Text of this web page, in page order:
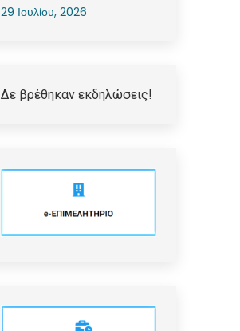
29 Ιουλίου, 2026
Δε βρέθηκαν εκδηλώσεις!